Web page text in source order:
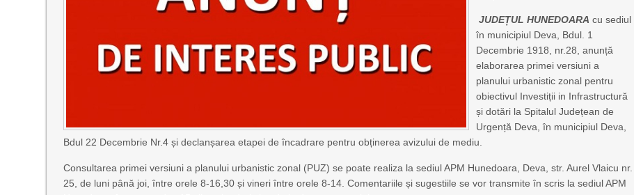
JUDEȚUL HUNEDOARA cu sediul
în municipiul Deva, Bdul. 1
Decembrie 1918, nr.28, anunță
elaborarea primei versiuni a
planului urbanistic zonal pentru
obiectivul Investiții in Infrastructură
și dotări la Spitalul Județean de
Urgență Deva, în municipiul Deva,
Bdul 22 Decembrie Nr.4 și declanșarea etapei de încadrare pentru obținerea avizului de mediu.
Consultarea primei versiuni a planului urbanistic zonal (PUZ) se poate realiza la sediul APM Hunedoara, Deva, str. Aurel Vlaicu nr.
25, de luni până joi, între orele 8-16,30 și vineri între orele 8-14. Comentariile și sugestiile se vor transmite în scris la sediul APM